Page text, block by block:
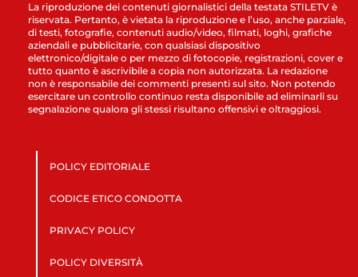
La riproduzione dei contenuti giornalistici della testata STILETV è
riservata. Pertanto, è vietata la riproduzione e l’uso, anche parziale,
di testi, fotografie, contenuti audio/video, filmati, loghi, grafiche
aziendali e pubblicitarie, con qualsiasi dispositivo
elettronico/digitale o per mezzo di fotocopie, registrazioni, cover e
tutto quanto è ascrivibile a copia non autorizzata. La redazione
non è responsabile dei commenti presenti sul sito. Non potendo
esercitare un controllo continuo resta disponibile ad eliminarli su
segnalazione qualora gli stessi risultano offensivi e oltraggiosi.
POLICY EDITORIALE
CODICE ETICO CONDOTTA
PRIVACY POLICY
POLICY DIVERSITÀ